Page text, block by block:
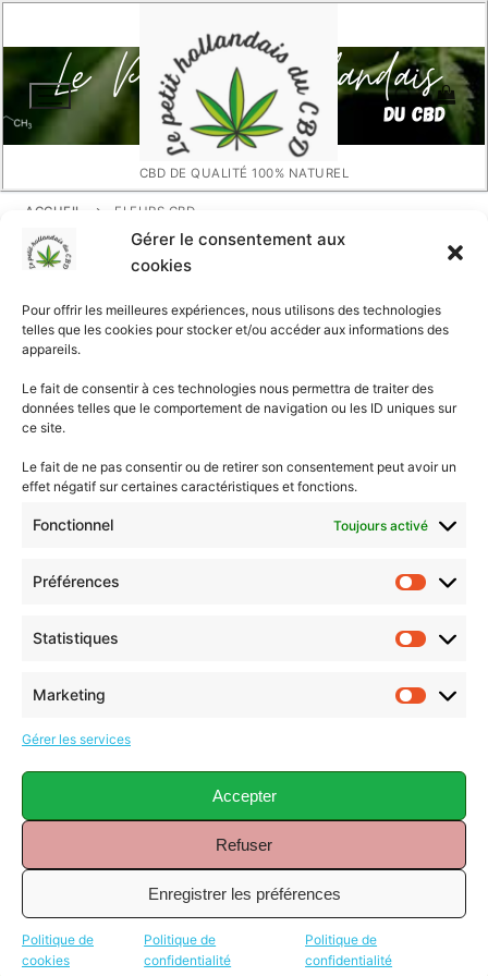
Gérer le consentement aux
cookies
Pour offrir les meilleures expériences, nous utilisons des technologies
telles que les cookies pour stocker et/ou accéder aux informations des
appareils.
Le fait de consentir à ces technologies nous permettra de traiter des
données telles que le comportement de navigation ou les ID uniques sur
ce site.
Le fait de ne pas consentir ou de retirer son consentement peut avoir un
effet négatif sur certaines caractéristiques et fonctions.
Fonctionnel Toujours activé
Préférences
Statistiques
Marketing
Gérer les services
Accepter
Refuser
Enregistrer les préférences
Politique de
cookies
Politique de
confidentialité
Politique de
confidentialité
contenu
CBD DE QUALITÉ 100% NATUREL
Rechercher :
ACCUEIL FLEURS CBD
Fleurs CBD
Fleur Indoor(1)